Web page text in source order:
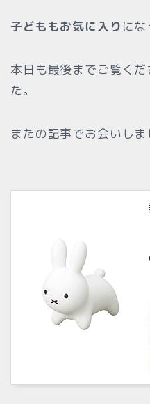
子どももお気に入り に
本日も最後までご覧く
た。
またの記事でお会いしま